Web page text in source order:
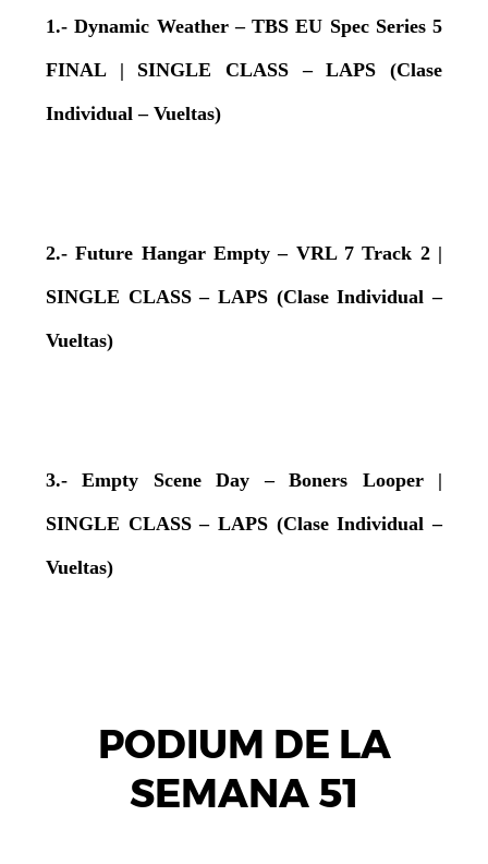
1.- Dynamic Weather – TBS EU Spec Series 5
FINAL | SINGLE CLASS – LAPS (Clase
Individual – Vueltas)
2.- Future Hangar Empty – VRL 7 Track 2 |
SINGLE CLASS – LAPS (Clase Individual –
Vueltas)
3.- Empty Scene Day – Boners Looper |
SINGLE CLASS – LAPS (Clase Individual –
Vueltas)
PODIUM DE LA
SEMANA 51